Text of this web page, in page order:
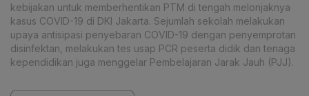
kebijakan untuk memberhentikan PTM di tengah melonjaknya
kasus COVID-19 di DKI Jakarta. Sejumlah sekolah melakukan
upaya antisipasi penyebaran COVID-19 dengan penyemprotan
disinfektan, melakukan tes usap PCR peserta didik dan tenaga
kependidikan juga menggelar Pembelajaran Jarak Jauh (PJJ).